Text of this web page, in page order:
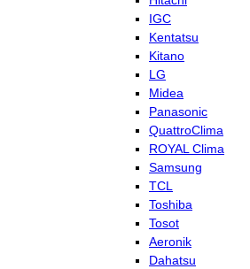
IGC
Kentatsu
Kitano
LG
Midea
Panasonic
QuattroClima
ROYAL Clima
Samsung
TCL
Toshiba
Tosot
Aeronik
Dahatsu